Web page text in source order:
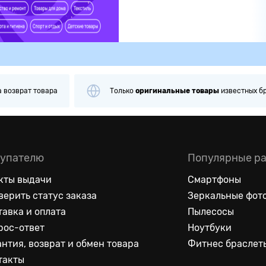
Толькооригинальныетоварыизвестных брендов
выдачи
статус заказа
и оплата
ответ
возврат и обмен товара
Популярные
Смартфоны
Зеркальные
Пылесосы
Ноутбуки
Фитнес